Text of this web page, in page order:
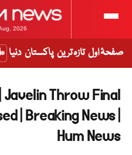
2026
صفحۂ اول تازہ ترین پاکستان دنیا
Throw Final
| Breaking News |
Hum News